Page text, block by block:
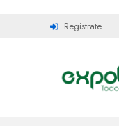
Registrate